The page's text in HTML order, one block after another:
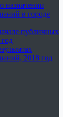
назначении
в городе
публичных
2018 год